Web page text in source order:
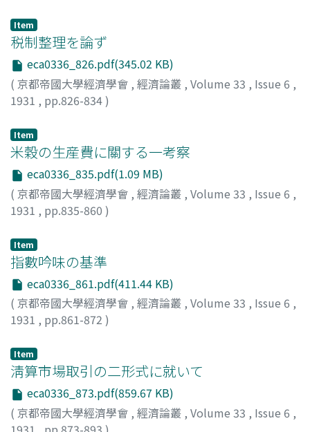
Item
税制整理を論ず
eca0336_826.pdf(345.02 KB)
( 京都帝國大學經濟學會 , 經濟論叢 , Volume 33 , Issue 6 ,
1931 , pp.826-834)
Item
米穀の生産費に關する一考察
eca0336_835.pdf(1.09 MB)
( 京都帝國大學經濟學會 , 經濟論叢 , Volume 33 , Issue 6 ,
1931 , pp.835-860 )
Item
指數吟味の基準
eca0336_861.pdf(411.44 KB)
( 京都帝國大學經濟學會 , 經濟論叢 , Volume 33 , Issue 6 ,
1931 , pp.861-872 )
Item
淸算市場取引の二形式に就いて
eca0336_873.pdf(859.67 KB)
( 京都帝國大學經濟學會 , 經濟論叢 , Volume 33 , Issue 6 ,